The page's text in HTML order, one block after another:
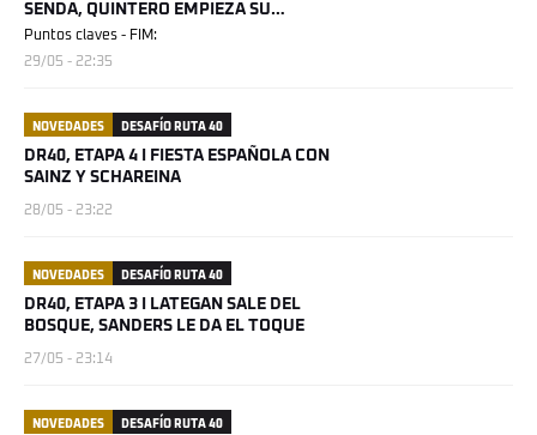
SENDA, QUINTERO EMPIEZA SU
LEYENDA
Puntos claves - FIM:
29/05 - 22:35
NOVEDADES DESAFÍO RUTA 40
DR40, ETAPA 4 I FIESTA ESPAÑOLA CON
SAINZ Y SCHAREINA
28/05 - 23:22
NOVEDADES DESAFÍO RUTA 40
DR40, ETAPA 3 I LATEGAN SALE DEL
BOSQUE, SANDERS LE DA EL TOQUE
27/05 - 23:14
NOVEDADES DESAFÍO RUTA 40